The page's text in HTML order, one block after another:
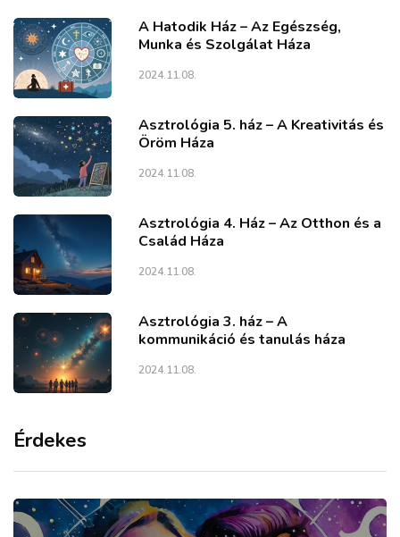
A Hatodik Ház – Az Egészség,
Munka és Szolgálat Háza
2024.11.08.
Asztrológia 5. ház – A Kreativitás és
Öröm Háza
2024.11.08.
Asztrológia 4. Ház – Az Otthon és a
Család Háza
2024.11.08.
Asztrológia 3. ház – A
kommunikáció és tanulás háza
2024.11.08.
Érdekes